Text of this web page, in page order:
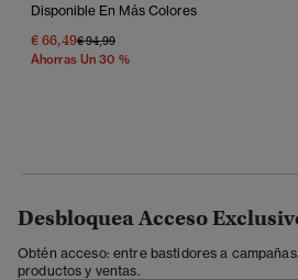
Disponible En Más Colores
€ 66,49Precio Rebajado De
€ 94,99A
Ahorras Un 30 %
Desbloquea Acceso
Obtén acceso: entre bastidores a
productos y ventas.